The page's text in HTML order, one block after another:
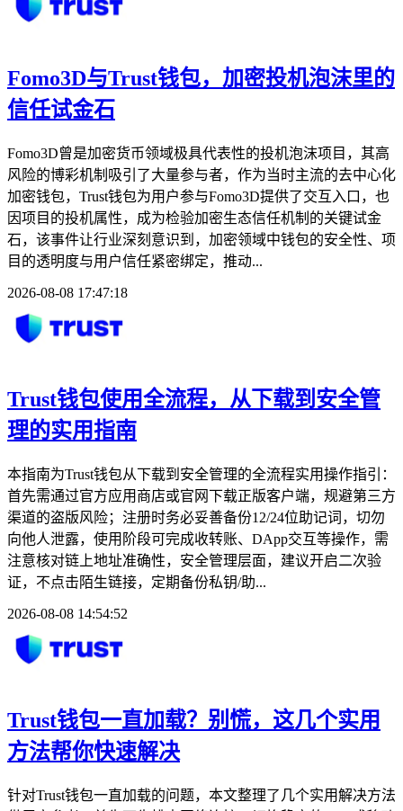
Fomo3D与Trust钱包，加密投机泡沫里的
信任试金石
Fomo3D曾是加密货币领域极具代表性的投机泡沫项目，其高
风险的博彩机制吸引了大量参与者，作为当时主流的去中心化
加密钱包，Trust钱包为用户参与Fomo3D提供了交互入口，也
因项目的投机属性，成为检验加密生态信任机制的关键试金
石，该事件让行业深刻意识到，加密领域中钱包的安全性、项
目的透明度与用户信任紧密绑定，推动...
2026-08-08 17:47:18
Trust钱包使用全流程，从下载到安全管
理的实用指南
本指南为Trust钱包从下载到安全管理的全流程实用操作指引：
首先需通过官方应用商店或官网下载正版客户端，规避第三方
渠道的盗版风险；注册时务必妥善备份12/24位助记词，切勿
向他人泄露，使用阶段可完成收转账、DApp交互等操作，需
注意核对链上地址准确性，安全管理层面，建议开启二次验
证，不点击陌生链接，定期备份私钥/助...
2026-08-08 14:54:52
Trust钱包一直加载？别慌，这几个实用
方法帮你快速解决
针对Trust钱包一直加载的问题，本文整理了几个实用解决方法